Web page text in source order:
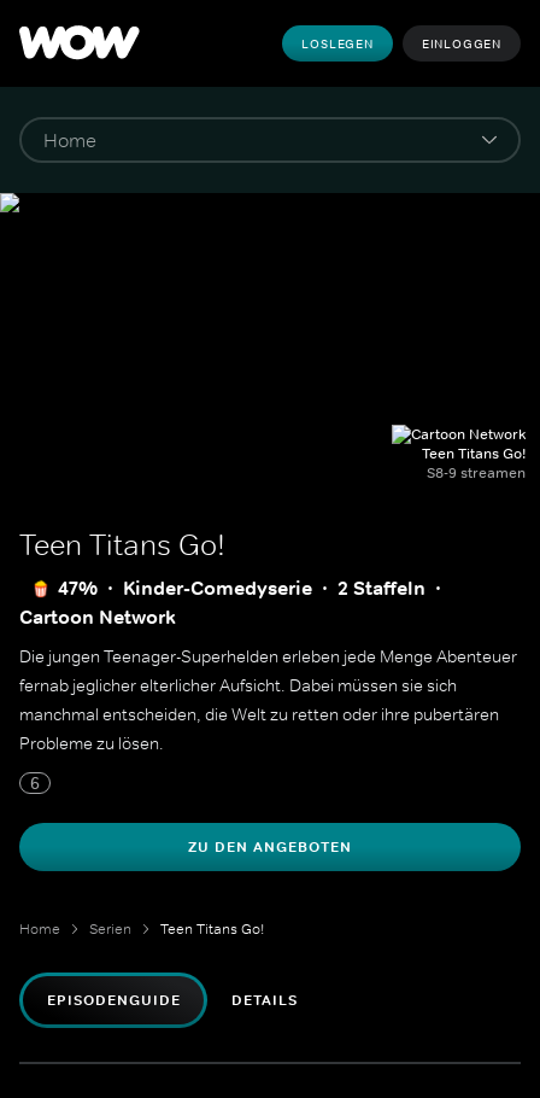
LOSLEGEN EINLOGGEN
Teen Titans Go!
S8-9 streamen
Teen Titans Go!
47% Kinder-Comedyserie
2 Staffeln
Cartoon Network
Die jungen Teenager-Superhelden erleben jede Menge Abenteuer
fernab jeglicher elterlicher Aufsicht. Dabei müssen sie sich
manchmal entscheiden, die Welt zu retten oder ihre pubertären
Probleme zu lösen.
6
ZU DEN ANGEBOTEN
Home Serien Teen Titans Go!
EPISODENGUIDE DETAILS